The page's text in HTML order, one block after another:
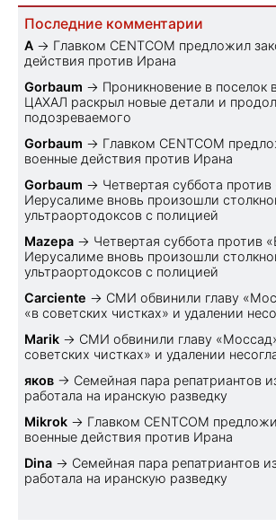
Последние комментарии
A → Главком CENTCOM предложил
действия против Ирана
Gorbaum → Проникновение в поселок
ЦАХАЛ раскрыл новые детали и
подозреваемого
Gorbaum → Главком CENTCOM
военные действия против Ирана
Gorbaum → Четвертая суббота
Иерусалиме вновь произошли
ультраортодоксов с полицией
Mazepa → Четвертая суббота против
Иерусалиме вновь произошли
ультраортодоксов с полицией
Carciente → СМИ обвинили главу
«в советских чистках» и удалении
Marik → СМИ обвинили главу
советских чистках» и удалении
яков → Семейная пара репатриантов
работала на иранскую разведку
Mikrok → Главком CENTCOM
военные действия против Ирана
Dina → Семейная пара репатриантов
работала на иранскую разведку